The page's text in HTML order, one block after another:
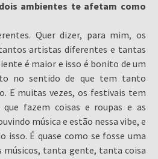
ambientes te afetam como
Quer dizer, para mim, os
artistas diferentes e tantas
é maior e isso é bonito de um
no sentido de que tem tanto
E muitas vezes, os festivais tem
que fazem coisas e roupas e as
música e estão nessa vibe, e
isso. É quase como se fosse uma
músicos, tanta gente, tanta coisa